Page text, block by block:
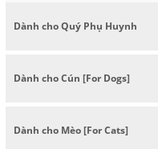
Dành cho Quý Phụ Huynh
Dành cho Cún [For Dogs]
Dành cho Mèo [For Cats]